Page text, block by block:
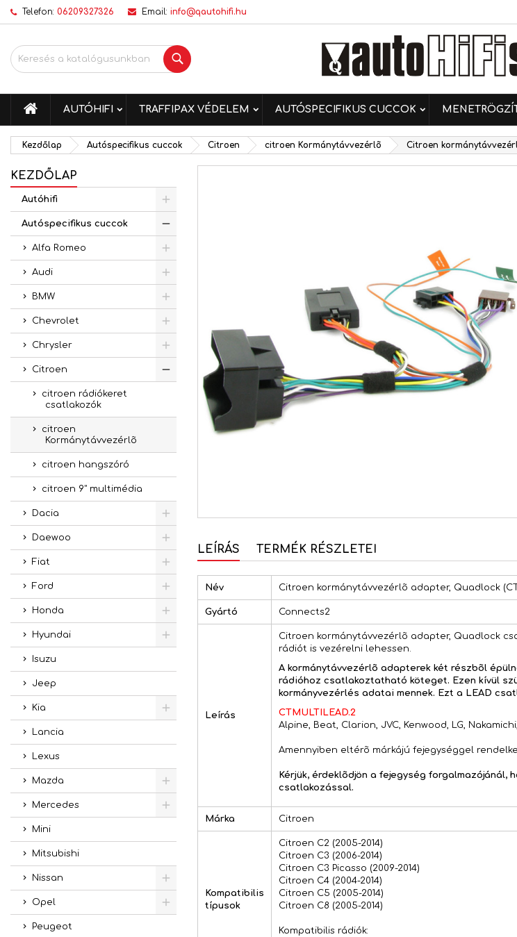
Telefon: 06209327326 Email: info@qautohifi.hu
Keresés
KEZDŐLAP
AUTÓHIFI TRAFFIPAX VÉDELEM AUTÓSPECIFIKUS CUCCOK
Kezdőlap Autóspecifikus cuccok Citroen citroen Kormánytávvezérlõ Citroen
KEZDŐLAP
Autóhifi
Autóspecifikus cuccok
Alfa Romeo
Audi
BMW
Chevrolet
Chrysler
Citroen
citroen rádiókeret
csatlakozók
citroen
Kormánytávvezérlõ
citroen hangszóró
citroen 9" multimédia
Dacia
Daewoo
Fiat
Ford
Honda
Hyundai
Isuzu
Jeep
Kia
Lancia
Lexus
Mazda
Mercedes
Mini
Mitsubishi
Nissan
Opel
Peugeot
LEÍRÁS TERMÉK RÉSZLETEI
Név Citroen kormánytávvezérlõ adapter, Quadlock
Gyártó Connects2
Leírás
Citroen kormánytávvezérlõ adapter, Quadlock
rádiót is vezérelni lehessen.
A kormánytávvezérlõ adapterek két részbõl
rádióhoz csatlakoztatható köteget. Ezen kívül
kormányvezérlés adatai mennek. Ezt a LEAD
CTMULTILEAD.2
Alpine, Beat, Clarion, JVC, Kenwood, LG,
Amennyiben eltérõ márkájú fejegységgel
Kérjük, érdeklõdjön a fejegység forgalmazójánál,
csatlakozással.
Márka Citroen
Kompatibilis
típusok
Citroen C2 (2005-2014)
Citroen C3 (2006-2014)
Citroen C3 Picasso (2009-2014)
Citroen C4 (2004-2014)
Citroen C5 (2005-2014)
Citroen C8 (2005-2014)
Kompatibilis rádiók:
Kívánságlistáim
Új lista létrehozása
Kívánságlista létrehozása
Mégsem
Bejelentkezés
Be kell jelentkezned a termékek